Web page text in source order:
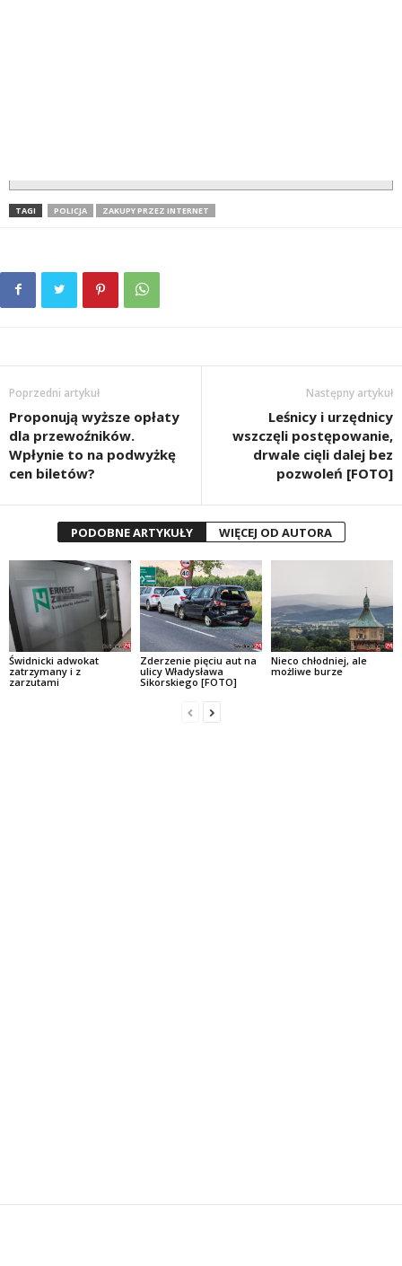
TAGI POLICJA ZAKUPY PRZEZ INTERNET
Poprzedni artykuł
Proponują wyższe opłaty
dla przewoźników.
Wpłynie to na podwyżkę
cen biletów?
Następny artykuł
Leśnicy i urzędnicy
wszczęli postępowanie,
drwale cięli dalej bez
pozwoleń [FOTO]
PODOBNE ARTYKUŁY WIĘCEJ OD AUTORA
Świdnicki adwokat
zatrzymany i z
zarzutami
Zderzenie pięciu aut na
ulicy Władysława
Sikorskiego [FOTO]
Nieco chłodniej, ale
możliwe burze